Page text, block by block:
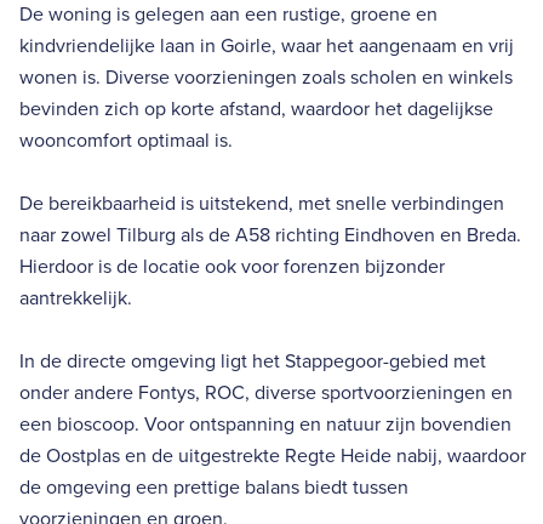
De woning is gelegen aan een rustige, groene en
kindvriendelijke laan in Goirle, waar het aangenaam en vrij
wonen is. Diverse voorzieningen zoals scholen en winkels
bevinden zich op korte afstand, waardoor het dagelijkse
wooncomfort optimaal is.
De bereikbaarheid is uitstekend, met snelle verbindingen
naar zowel Tilburg als de A58 richting Eindhoven en Breda.
Hierdoor is de locatie ook voor forenzen bijzonder
aantrekkelijk.
In de directe omgeving ligt het Stappegoor-gebied met
onder andere Fontys, ROC, diverse sportvoorzieningen en
een bioscoop. Voor ontspanning en natuur zijn bovendien
de Oostplas en de uitgestrekte Regte Heide nabij, waardoor
de omgeving een prettige balans biedt tussen
voorzieningen en groen.